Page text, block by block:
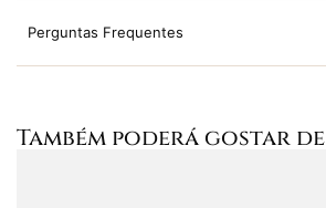
Perguntas Frequentes
Também poderá gostar de